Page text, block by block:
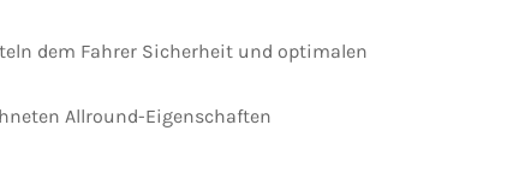
dem Fahrer Sicherheit und optimalen
Allround-Eigenschaften